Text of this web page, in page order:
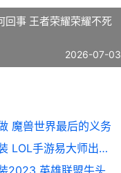
回事 王者荣耀荣耀不死
2026-07-03
魔兽世界最后的义务
英雄联盟手游剑圣最新出装 LOL手游易大师出装推荐